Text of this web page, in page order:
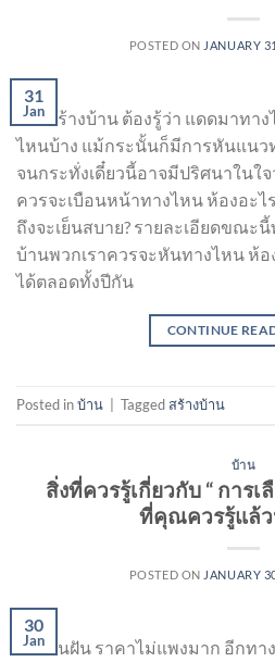
POSTED ON JANUARY
31
Jan
การสร้างบ้าน ต้องรู้ว่า แดดมาทา
ไหนบ้าง แม้กระนั้นก็มีการหันแนว
จนกระทั่งเดี๋ยวนี้อาจมีปริศนาในใ
ควรจะเบือนหน้าทางไหน ห้องอะ
ถึงจะเย็นสบาย? รายละเอียดขณะ
บ้านพวกเราควรจะหันทางไหน ห้อ
ได้ตลอดทั้งปีกัน
CONTINUE
Posted inบ้าน Tagged สร้างบ้าน
บ้าน
สิ่งที่ควรรู้เกี่ยวกับ “ การ
ที่คุณควรรู้แล้
POSTED ON JANUARY
30
Jan
บ้านในฝัน ราคาไม่แพงมาก อีกทา